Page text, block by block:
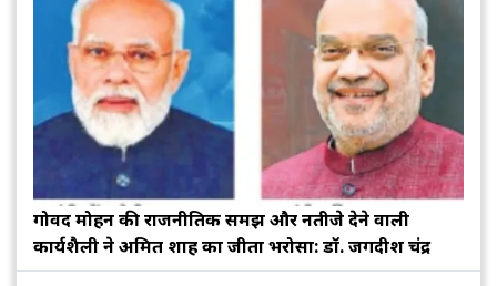
गोविंद मोहन की राजनीतिक समझ और नतीजे देने वाली
कार्यशैली ने अमित शाह का जीता भरोसा: डॉ. जगदीश चंद्र